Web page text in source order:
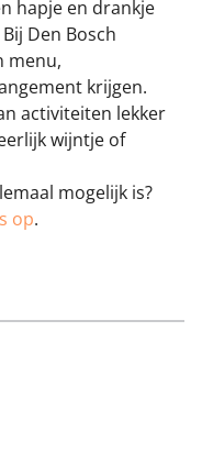
hapje en drankje
Den Bosch
menu,
krijgen.
activiteiten lekker
wijntje of
mogelijk is?
op.